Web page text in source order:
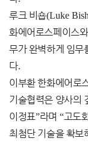
루크 비숍(Luke
화에어로스페이스
무가 완벽하게 임무
다.
이부환 한화에어로
기술협력은 양사의
이정표”라며 “고도
최첨단 기술을 확보